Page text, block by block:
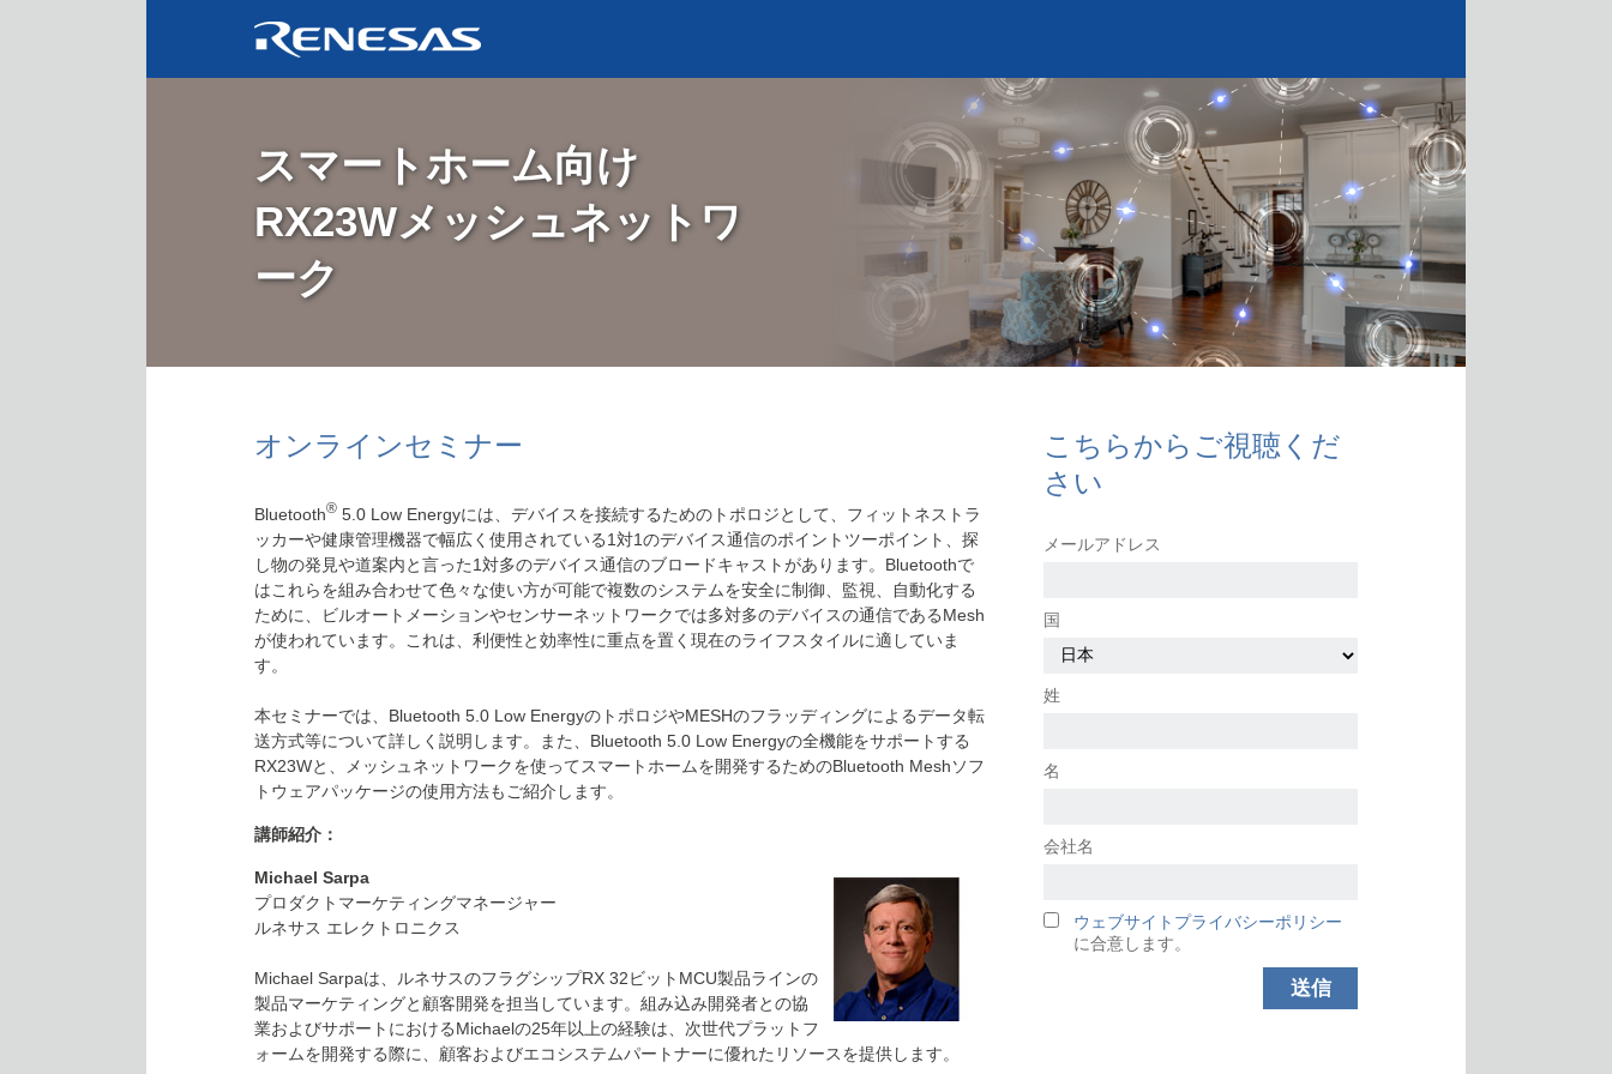
スマートホーム向け
RX23Wメッシュネットワ
ーク
オンラインセミナー
Bluetooth® 5.0 Low Energyには、デバイスを接続するためのトポロジとして、フィットネストラ
ッカーや健康管理機器で幅広く使用されている1対1のデバイス通信のポイントツーポイント、探
し物の発見や道案内と言った1対多のデバイス通信のブロードキャストがあります。Bluetoothで
はこれらを組み合わせて色々な使い方が可能で複数のシステムを安全に制御、監視、自動化する
ために、ビルオートメーションやセンサーネットワークでは多対多のデバイスの通信であるMesh
が使われています。これは、利便性と効率性に重点を置く現在のライフスタイルに適していま
す。
本セミナーでは、Bluetooth 5.0 Low EnergyのトポロジやMESHのフラッディングによるデータ転
送方式等について詳しく説明します。また、Bluetooth 5.0 Low Energyの全機能をサポートする
RX23Wと、メッシュネットワークを使ってスマートホームを開発するためのBluetooth Meshソフ
トウェアパッケージの使用方法もご紹介します。
講師紹介：
Michael Sarpa
プロダクトマーケティングマネージャー
ルネサス エレクトロニクス
Michael Sarpaは、ルネサスのフラグシップRX 32ビットMCU製品ラインの
製品マーケティングと顧客開発を担当しています。組み込み開発者との協
業およびサポートにおけるMichaelの25年以上の経験は、次世代プラットフ
ォームを開発する際に、顧客およびエコシステムパートナーに優れたリソースを提供します。
こちらからご視聴くだ
さい
メールアドレス
国
姓
名
会社名
ウェブサイトプライバシーポリシー
に合意します。